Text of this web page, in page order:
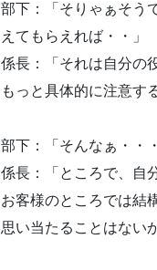
部下：「そりゃぁそう
えてもらえれば・・」
係長：「それは自分の
もっと具体的に注意す
部下：「そんなぁ・・・
係長：「ところで、自
お客様のところでは結
思い当たることはない